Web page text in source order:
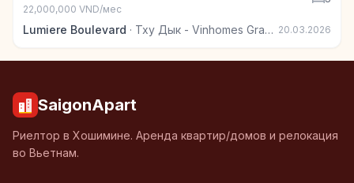
22,000,000 VND/мес
Lumiere Boulevard · Тху Дык - Vinhomes Grand Park 20.03.2026
SaigonApart
Риелтор в Хошимине. Аренда квартир/домов и релокация
во Вьетнам.